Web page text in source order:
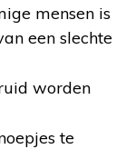
mensen is
een slechte
worden
te